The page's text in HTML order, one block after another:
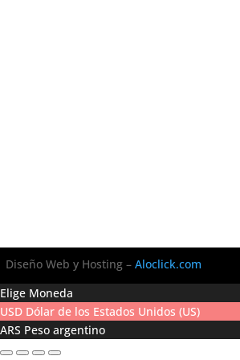
Diseño Web y Hosting – Aloclick.com
Elige Moneda
USD Dólar de los Estados Unidos (US)
ARS Peso argentino